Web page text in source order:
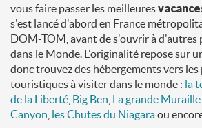
vous faire passer les meilleures
s'est lancé d'abord en France
DOM-TOM, avant de s'ouvrir à d'autres
dans le Monde. L'originalité repose sur
donc trouvez des hébergements vers les
touristiques à visiter dans le monde : la
de la Liberté Big Ben La grande
Canyon les Chutes du Niagaraou